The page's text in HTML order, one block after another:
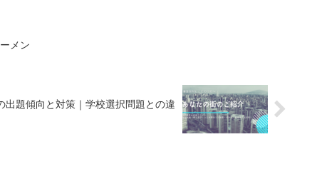
メン
出題傾向と対策｜学校選択問題との違